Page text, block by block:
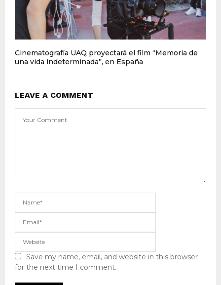
Cinematografía UAQ proyectará el film “Memoria de
una vida indeterminada”, en España
LEAVE A COMMENT
Save my name, email, and website in this browser
for the next time I comment.